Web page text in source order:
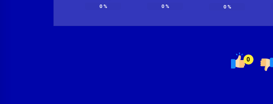
0% 0% 0%
0